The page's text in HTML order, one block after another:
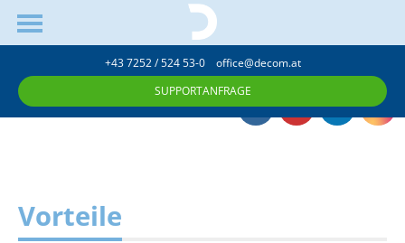
+43 7252 / 524 53-0 office@decom.at
SUPPORTANFRAGE
Vorteile